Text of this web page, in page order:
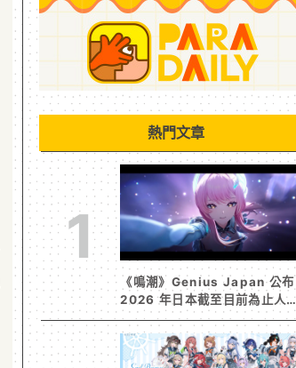
熱門文章
1
《鳴潮》Genius Japan 公布
2026 年日本截至目前為止人氣
歌單《遠航星的告別》&《自無
垠處歸航之星》入榜